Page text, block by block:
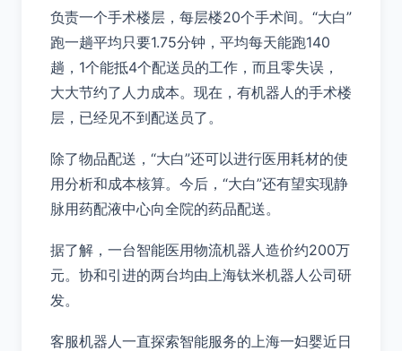
负责一个手术楼层，每层楼20个手术间。“大白”
跑一趟平均只要1.75分钟，平均每天能跑140
趟，1个能抵4个配送员的工作，而且零失误，
大大节约了人力成本。现在，有机器人的手术楼
层，已经见不到配送员了。
除了物品配送，“大白”还可以进行医用耗材的使
用分析和成本核算。今后，“大白”还有望实现静
脉用药配液中心向全院的药品配送。
据了解，一台智能医用物流机器人造价约200万
元。协和引进的两台均由上海钛米机器人公司研
发。
客服机器人一直探索智能服务的上海一妇婴近日